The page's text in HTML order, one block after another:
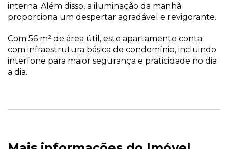
interna. Além disso, a iluminação da manhã
proporciona um despertar agradável e revigorante.
Com 56 m² de área útil, este apartamento conta
com infraestrutura básica de condomínio, incluindo
interfone para maior segurança e praticidade no dia
a dia.